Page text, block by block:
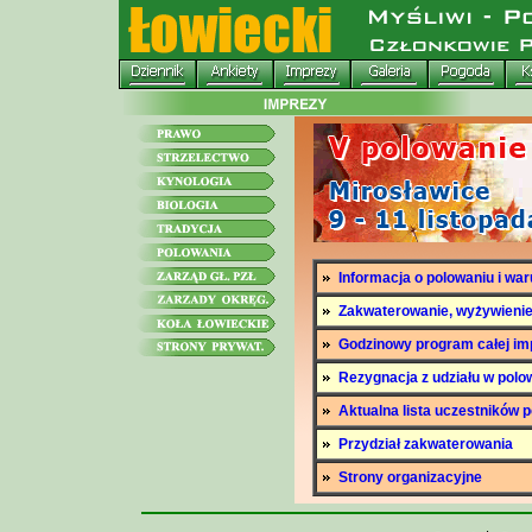
Informacja o polowaniu i
Zakwaterowanie,
Godzinowy program całej
Rezygnacja z udziału w
Aktualna lista uczestników
Przydział zakwaterowania
Strony organizacyjne